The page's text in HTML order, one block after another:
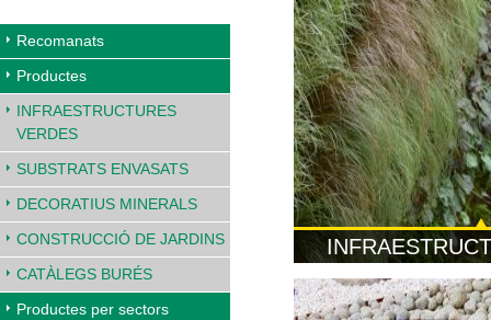
Recomanats
Productes
INFRAESTRUCTURES
VERDES
SUBSTRATS ENVASATS
DECORATIUS MINERALS
CONSTRUCCIÓ DE JARDINS
CATÀLEGS BURÉS
Productes per sectors